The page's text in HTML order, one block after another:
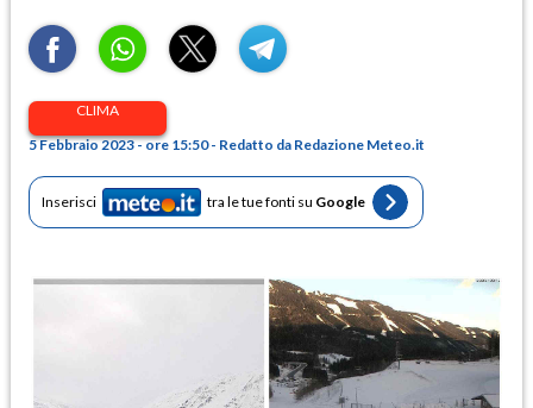
CLIMA
5 Febbraio 2023 - ore 15:50 - Redatto da Redazione Meteo.it
Inserisci tra le tue fonti su Google